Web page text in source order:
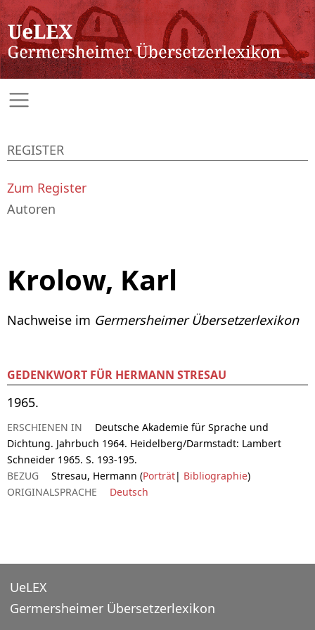
Krolow, Karl
Nachweise im Germersheimer Übersetzerlexikon
GEDENKWORT FÜR HERMANN STRESAU
1965.
ERSCHIENEN IN
Deutsche Akademie für Sprache und
Dichtung. Jahrbuch 1964. Heidelberg/Darmstadt: Lambert
Schneider 1965. S. 193-195.
BEZUG
Stresau, Hermann (Porträt| Bibliographie)
ORIGINALSPRACHE
Deutsch
REGISTER
Zum Register
Autoren
UeLEX
Germersheimer Übersetzerlexikon